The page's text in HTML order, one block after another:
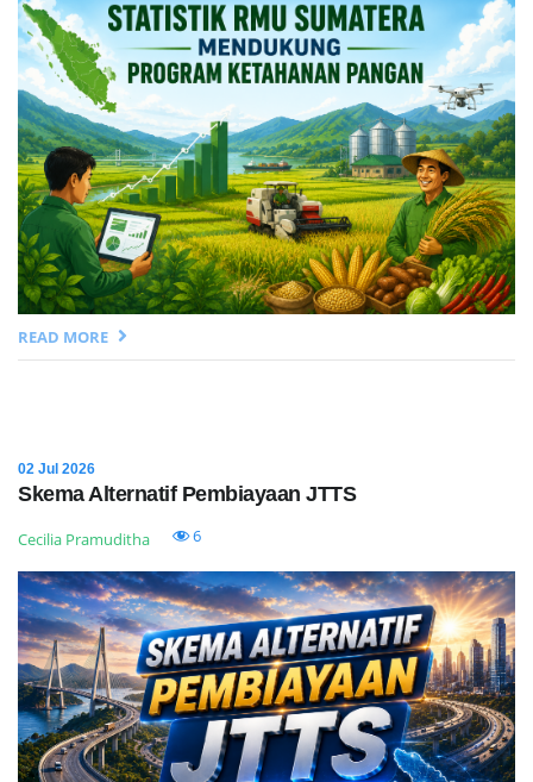
READ MORE
02 Jul 2026
Skema Alternatif Pembiayaan JTTS
Cecilia Pramuditha 6